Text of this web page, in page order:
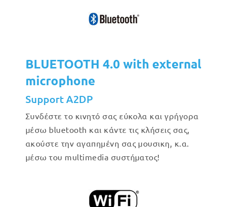
BLUETOOTH 4.0 with external
microphone
Support A2DP
Συνδέστε το κινητό σας εύκολα και γρήγορα
μέσω bluetooth και κάντε τις κλήσεις σας,
ακούστε την αγαπημένη σας μουσικη, κ.α.
μέσω του multimedia συστήματος!